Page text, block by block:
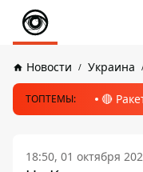
Новости Украина
ТОПТЕМЫ: 🔴
18:50, 01 октября